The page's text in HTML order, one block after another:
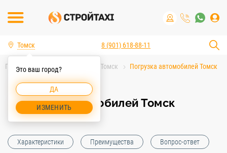
Томск
Это ваш город?
ДА
ИЗМЕНИТЬ
8 (901) 618-88-11
Главная Услуги спецтехники Томск Погрузка автомобилей Томск
Погрузка автомобилей Томск
Характеристики Преимущества Вопрос-ответ